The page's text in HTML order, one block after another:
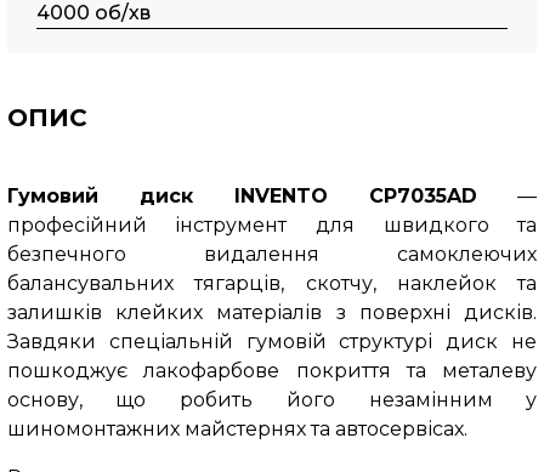
4000 об/хв
ОПИС
Гумовий диск INVENTO CP7035AD —
професійний інструмент для швидкого та
безпечного видалення самоклеючих
балансувальних тягарців, скотчу, наклейок та
залишків клейких матеріалів з поверхні дисків.
Завдяки спеціальній гумовій структурі диск не
пошкоджує лакофарбове покриття та металеву
основу, що робить його незамінним у
шиномонтажних майстернях та автосервісах.